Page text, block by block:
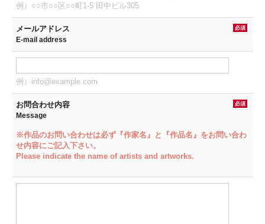
例）○○市○○区○○町1-5 田中ビル305
メールアドレス 必須
E-mail address
例）info@example.com
お問合わせ内容 必須
Message
※作品のお問い合わせは必ず『作家名』と『作品名』をお問い合わ
せ内容にご記入下さい。
Please indicate the name of artists and artworks.